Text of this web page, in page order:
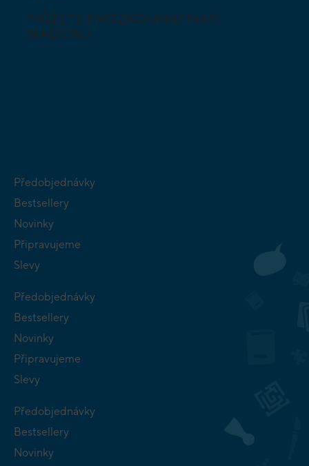
MŮŽETE PROZKOUMAT NAŠI
NABÍDKU
Předobjednávky
Bestsellery
Novinky
Připravujeme
Slevy
Předobjednávky
Bestsellery
Novinky
Připravujeme
Slevy
Předobjednávky
Bestsellery
Novinky